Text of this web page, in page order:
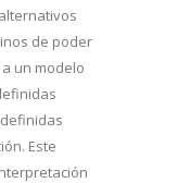
de poder
un modelo
Este